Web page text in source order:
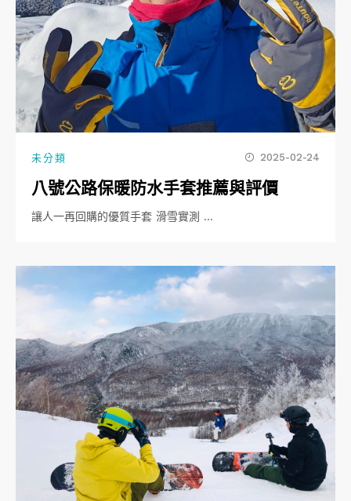
未分類 2025-02-24
八號公路保暖防水手套推薦與評價
讓人一再回購的優質手套 滑雪實測 …